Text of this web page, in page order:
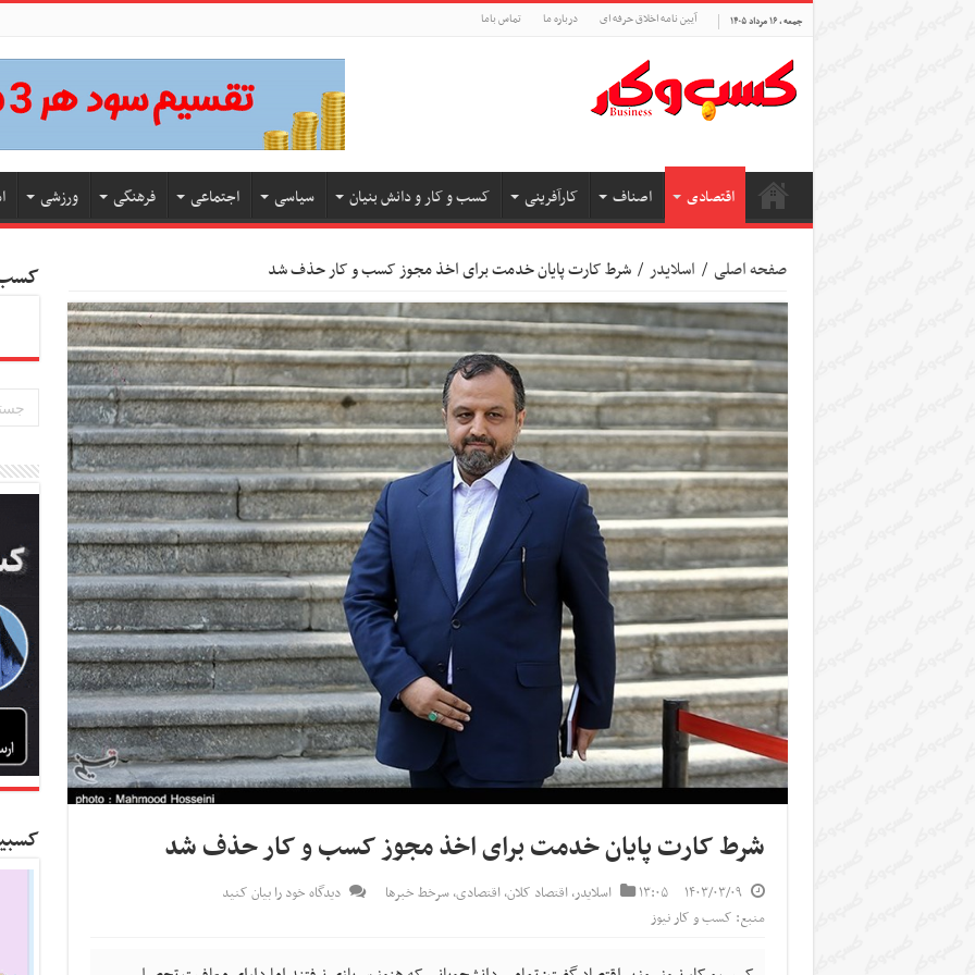
جمعه , ۱۶ مرداد ۱۴۰۵ آیین نامه اخلاق حرفه ای درباره ما تماس باما
اقتصادی اصناف کارآفرینی کسب و کار و دانش بنیان سیاسی اجتماعی فرهنگی ورزشی
صفحه اصلی / اسلایدر / شرط کارت پایان خدمت برای اخذ مجوز کسب و کار حذف شد
شرط کارت پایان خدمت برای اخذ مجوز کسب و کار حذف شد
۱۴۰۳/۰۳/۰۹ ۱۳:۰۵ اسلایدر,اقتصاد کلان,اقتصادی,سرخط خبرها
دیدگاه خود را بیان کنید
منبع: کسب و کار نیوز
کسب